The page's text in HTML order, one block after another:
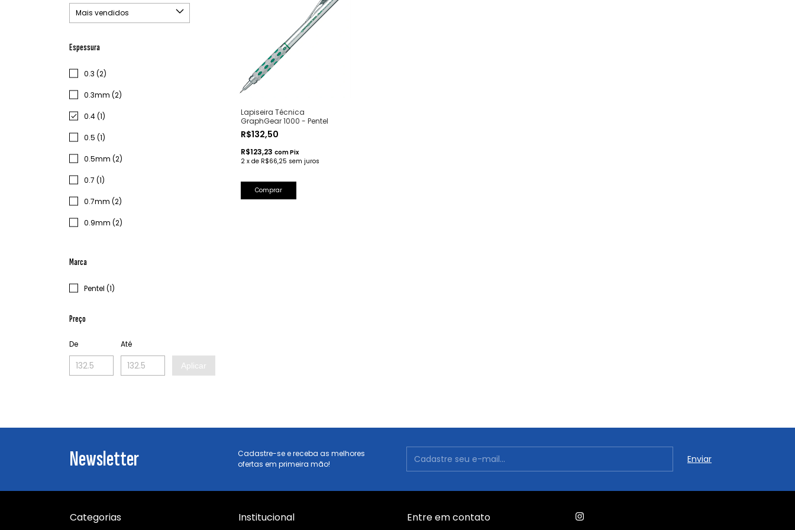
Espessura
0.3 (2)
0.3mm (2)
0.4 (1)
0.5 (1)
0.5mm (2)
0.7 (1)
0.7mm (2)
0.9mm (2)
Marca
Pentel (1)
Preço
De Até
Aplicar
Lapiseira Técnica
GraphGear 1000 - Pentel
R$132,50
R$123,23 comPix
2 x de R$66,25 sem juros
Comprar
Newsletter
Cadastre-se e receba as melhores
ofertas em primeira mão!
Categorias Institucional Entre em contato